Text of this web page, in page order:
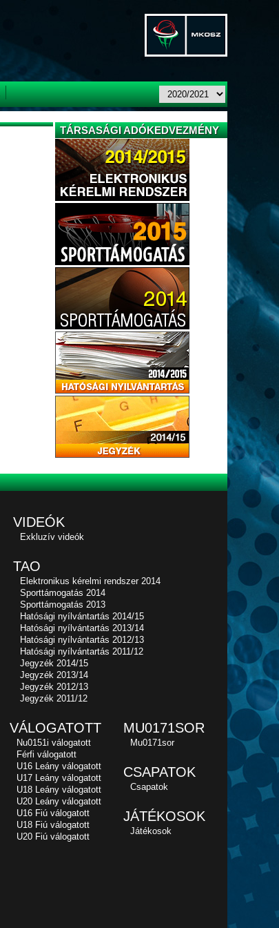
TÁRSASÁGI ADÓKEDVEZMÉNY
VIDEÓK
Exkluzív videók
TAO
Elektronikus kérelmi rendszer 2014
Sporttámogatás 2014
Sporttámogatás 2013
Hatósági nyílvántartás 2014/15
Hatósági nyílvántartás 2013/14
Hatósági nyílvántartás 2012/13
Hatósági nyílvántartás 2011/12
Jegyzék 2014/15
Jegyzék 2013/14
Jegyzék 2012/13
Jegyzék 2011/12
VÁLOGATOTT
Nu0151i válogatott
Férfi válogatott
U16 Leány válogatott
U17 Leány válogatott
U18 Leány válogatott
U20 Leány válogatott
U16 Fiú válogatott
U18 Fiú válogatott
U20 Fiú válogatott
MU0171SOR
Mu0171sor
CSAPATOK
Csapatok
JÁTÉKOSOK
Játékosok